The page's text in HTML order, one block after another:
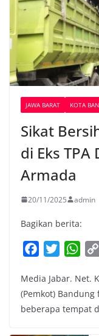
JAWA BARAT KOTA
Sikat
di Eks
Armada
20/11/2025 admin
Bagikan berita:
c
e
b
i
t
t
W
a
t
s
Media Jabar. Net.
(Pemkot)
beberapa tempat